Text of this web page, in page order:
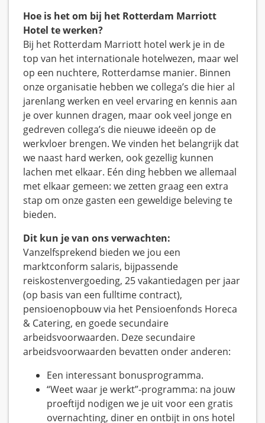
Hoe is het om bij het Rotterdam Marriott
Hotel te werken?
Bij het Rotterdam Marriott hotel werk je in de
top van het internationale hotelwezen, maar wel
op een nuchtere, Rotterdamse manier. Binnen
onze organisatie hebben we collega’s die hier al
jarenlang werken en veel ervaring en kennis aan
je over kunnen dragen, maar ook veel jonge en
gedreven collega’s die nieuwe ideeën op de
werkvloer brengen. We vinden het belangrijk dat
we naast hard werken, ook gezellig kunnen
lachen met elkaar. Eén ding hebben we allemaal
met elkaar gemeen: we zetten graag een extra
stap om onze gasten een geweldige beleving te
bieden.
Dit kun je van ons verwachten:
Vanzelfsprekend bieden we jou een
marktconform salaris, bijpassende
reiskostenvergoeding, 25 vakantiedagen per jaar
(op basis van een fulltime contract),
pensioenopbouw via het Pensioenfonds Horeca
& Catering, en goede secundaire
arbeidsvoorwaarden. Deze secundaire
arbeidsvoorwaarden bevatten onder anderen:
Een interessant bonusprogramma.
“Weet waar je werkt”-programma: na jouw
proeftijd nodigen we je uit voor een gratis
overnachting, diner en ontbijt in ons hotel